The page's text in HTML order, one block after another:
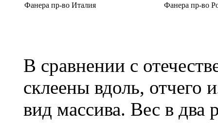
Фанера пр-во Италия Фанера пр-во
В сравнении с
склеены вдоль, отчего
вид массива. Вес в два